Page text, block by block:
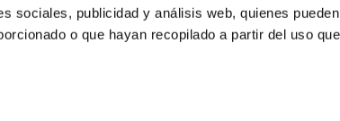
sociales, publicidad y análisis web, quienes
o que hayan recopilado a partir del uso
fbcv@fbcv.es